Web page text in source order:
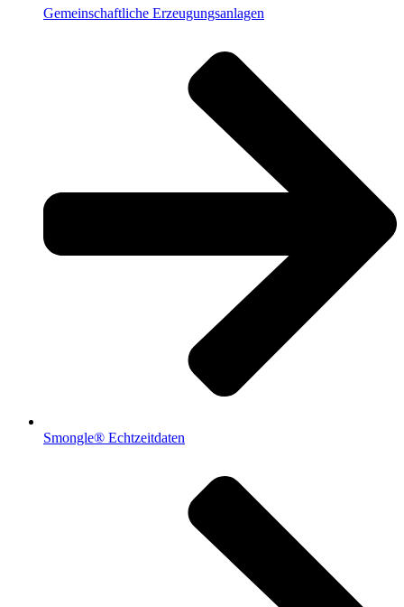
Gemeinschaftliche Erzeugungsanlagen
Smongle® Echtzeitdaten